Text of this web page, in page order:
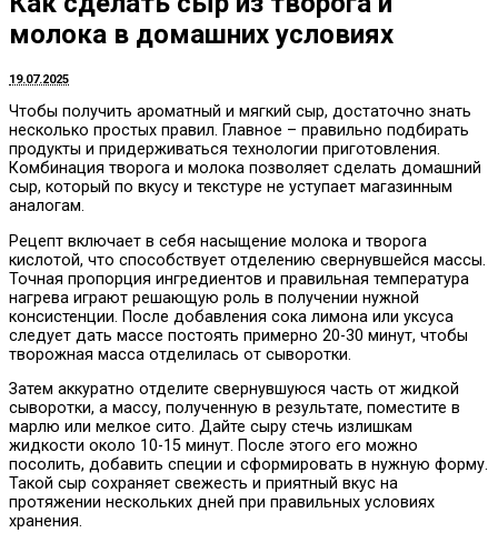
молока в домашних условиях
19.07.2025
Чтобы получить ароматный и мягкий сыр, достаточно знать
несколько простых правил. Главное – правильно подбирать
продукты и придерживаться технологии приготовления.
Комбинация творога и молока позволяет сделать домашний
сыр, который по вкусу и текстуре не уступает магазинным
аналогам.
Рецепт включает в себя насыщение молока и творога
кислотой, что способствует отделению свернувшейся массы.
Точная пропорция ингредиентов и правильная температура
нагрева играют решающую роль в получении нужной
консистенции. После добавления сока лимона или уксуса
следует дать массе постоять примерно 20-30 минут, чтобы
творожная масса отделилась от сыворотки.
Затем аккуратно отделите свернувшуюся часть от жидкой
сыворотки, а массу, полученную в результате, поместите в
марлю или мелкое сито. Дайте сыру стечь излишкам
жидкости около 10-15 минут. После этого его можно
посолить, добавить специи и сформировать в нужную форму.
Такой сыр сохраняет свежесть и приятный вкус на
протяжении нескольких дней при правильных условиях
хранения.